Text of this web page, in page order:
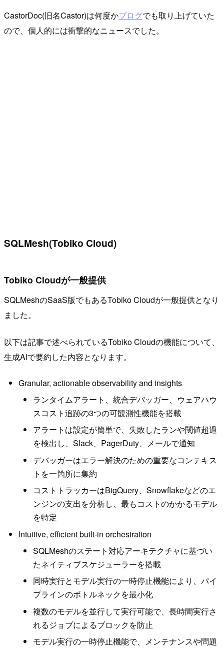
CastorDoc(旧名Castor)は何度かブログでも取り上げていた
ので、個人的には衝撃的なニュースでした。
SQLMesh(Tobiko Cloud)
Tobiko Cloudが一般提供
SQLMeshのSaaS版でもあるTobiko Cloudが一般提供となり
ました。
以下は記事で述べられているTobiko Cloudの機能について、
生成AIで要約した内容となります。
Granular, actionable observability and insights
ランタイムアラート、統合デバッガー、ウェアハウ
スコスト追跡の3つの可観測性機能を搭載
アラートは設定が簡単で、失敗したランや閾値超過
を検出し、Slack、PagerDuty、メールで通知
デバッガーはエラー解決のための重要なコンテキス
トを一箇所に集約
コストトラッカーはBigQuery、Snowflakeなどのエ
ンジンの支出を分析し、最もコストのかかるモデル
を特定
Intuitive, efficient built-in orchestration
SQLMeshのステート対応アーキテクチャに基づい
たネイティブスケジューラーを搭載
同時実行とモデル実行の一時停止機能により、パイ
プラインのボトルネックを最小化
複数のモデルを並行して実行可能で、長時間実行さ
れるジョブによるブロックを防止
モデル実行の一時停止機能で、メンテナンスや問題